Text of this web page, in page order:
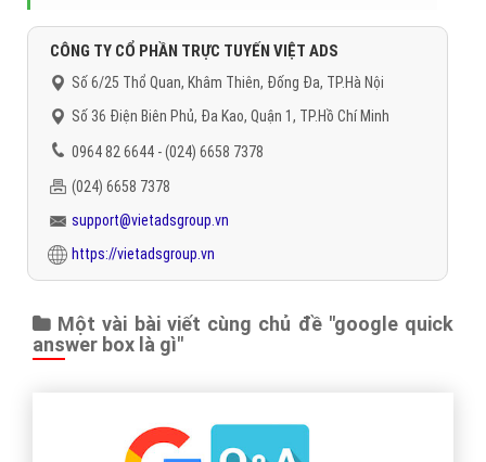
CÔNG TY CỔ PHẦN TRỰC TUYẾN VIỆT ADS
Số 6/25 Thổ Quan, Khâm Thiên, Đống Đa, TP.Hà Nội
Số 36 Điện Biên Phủ, Đa Kao, Quận 1, TP.Hồ Chí Minh
0964 82 6644 - (024) 6658 7378
(024) 6658 7378
support@vietadsgroup.vn
https://vietadsgroup.vn
Một vài bài viết cùng chủ đề "google quick
answer box là gì"